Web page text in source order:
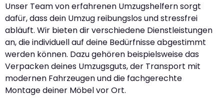
Unser Team von erfahrenen Umzugshelfern sorgt
dafür, dass dein Umzug reibungslos und stressfrei
abläuft. Wir bieten dir verschiedene Dienstleistungen
an, die individuell auf deine Bedürfnisse abgestimmt
werden können. Dazu gehören beispielsweise das
Verpacken deines Umzugsguts, der Transport mit
modernen Fahrzeugen und die fachgerechte
Montage deiner Möbel vor Ort.